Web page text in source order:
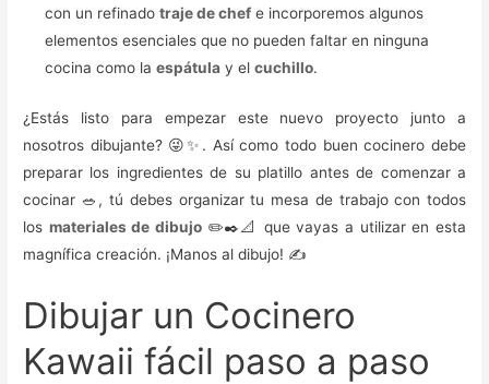
con un refinadotraje de chef e incorporemos algunos
elementos esenciales que no pueden faltar en ninguna
cocina como laespátula y elcuchillo.
¿Estás listo para empezar este nuevo proyecto junto a
nosotros dibujante? 😜✨. Así como todo buen cocinero debe
preparar los ingredientes de su platillo antes de comenzar a
cocinar 🥗, tú debes organizar tu mesa de trabajo con todos
los materiales de dibujo ✏️✒️📐 que vayas a utilizar en esta
magnífica creación. ¡Manos al dibujo! ✍️
Dibujar un Cocinero
Kawaii fácil paso a paso